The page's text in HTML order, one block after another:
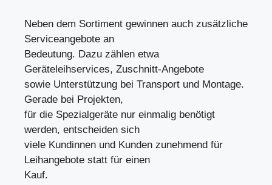
Neben dem Sortiment gewinnen auch zusätzliche
Serviceangebote an
Bedeutung. Dazu zählen etwa
Geräteleihservices, Zuschnitt-Angebote
sowie Unterstützung bei Transport und Montage.
Gerade bei Projekten,
für die Spezialgeräte nur einmalig benötigt
werden, entscheiden sich
viele Kundinnen und Kunden zunehmend für
Leihangebote statt für einen
Kauf.